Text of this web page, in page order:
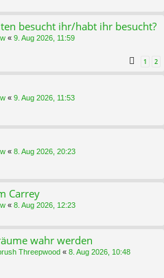
besucht ihr/habt ihr besucht?
« 9. Aug 2026, 11:59
1 2
« 9. Aug 2026, 11:53
« 8. Aug 2026, 20:23
Carrey
« 8. Aug 2026, 12:23
wahr werden
Threepwood « 8. Aug 2026, 10:48